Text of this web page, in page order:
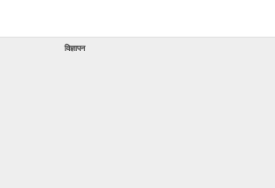
विज्ञापन